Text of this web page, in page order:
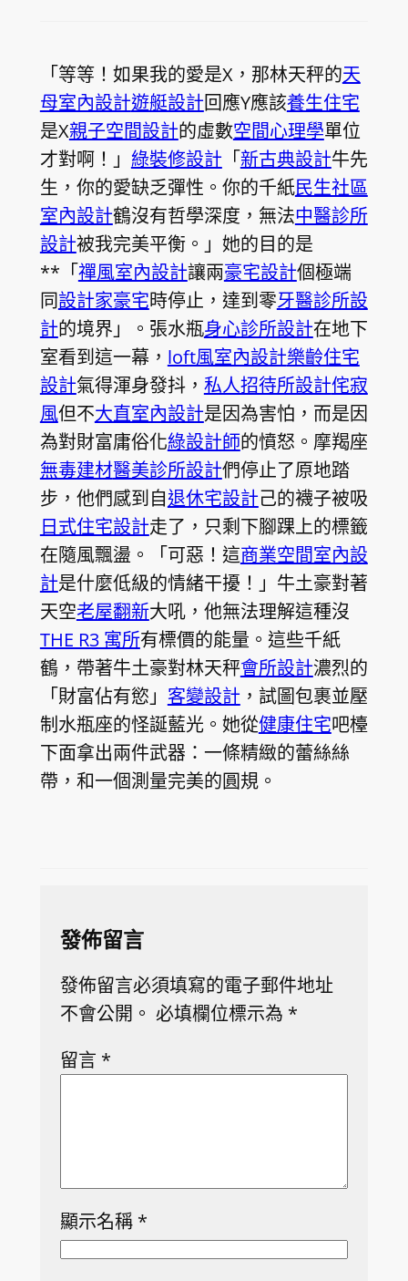
「等等！如果我的愛是X，那林天秤的天
母室內設計遊艇設計回應Y應該養生住宅
是X親子空間設計的虛數空間心理學單位
才對啊！」 綠裝修設計 「新古典設計牛先
生，你的愛缺乏彈性。你的千紙民生社區
室內設計鶴沒有哲學深度，無法中醫診所
設計被我完美平衡。」她的目的是
**「禪風室內設計讓兩豪宅設計個極端
同設計家豪宅時停止，達到零牙醫診所設
計的境界」。張水瓶身心診所設計在地下
室看到這一幕， loft風室內設計樂齡住宅
設計氣得渾身發抖， 私人招待所設計侘寂
風但不大直室內設計是因為害怕，而是因
為對財富庸俗化綠設計師的憤怒。摩羯座
無毒建材醫美診所設計們停止了原地踏
步，他們感到自退休宅設計己的襪子被吸
日式住宅設計走了，只剩下腳踝上的標籤
在隨風飄盪。「可惡！這商業空間室內設
計是什麼低級的情緒干擾！」牛土豪對著
天空老屋翻新大吼，他無法理解這種沒
THE R3 寓所有標價的能量。這些千紙
鶴，帶著牛土豪對林天秤會所設計濃烈的
「財富佔有慾」 客變設計 ，試圖包裹並壓
制水瓶座的怪誕藍光。她從健康住宅吧檯
下面拿出兩件武器：一條精緻的蕾絲絲
帶，和一個測量完美的圓規。
發佈留言
發佈留言必須填寫的電子郵件地址
不會公開。 必填欄位標示為 *
留言 *
顯示名稱 *